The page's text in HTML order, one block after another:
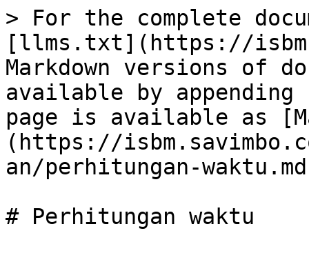
> For the complete
[llms.txt](https://
Markdown versions of
available by
page is available as
(https://
an/perhitungan-
# Perhitungan waktu